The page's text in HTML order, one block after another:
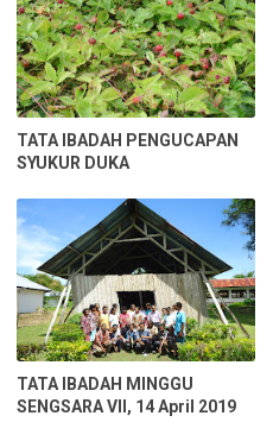
TATA IBADAH PENGUCAPAN
SYUKUR DUKA
TATA IBADAH MINGGU
SENGSARA VII, 14 April 2019